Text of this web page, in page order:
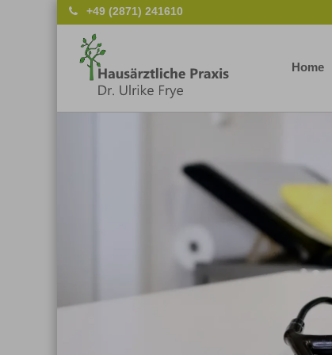
+49 (2871) 241610
Home